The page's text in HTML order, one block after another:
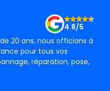
20 ans, nous officions à
pour tous vos
réparation, pose,
4.8/5